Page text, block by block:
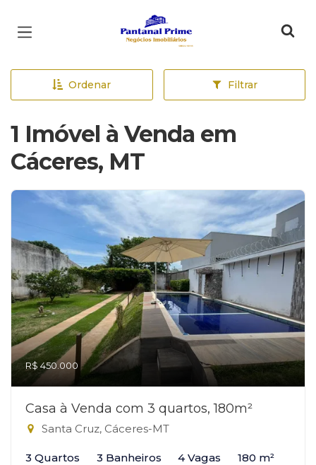
Página inicial
Ordenar Filtrar
1 Imóvel à Venda em
Cáceres, MT
R$ 450.000
Casa à Venda com 3 quartos, 180m²
Santa Cruz, Cáceres-MT
3 Quartos 3 Banheiros 4 Vagas 180 m²